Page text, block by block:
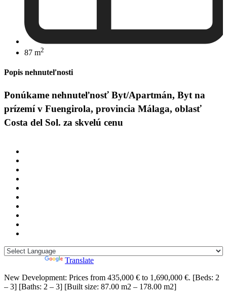
87 m2
Popis nehnuteľnosti
Ponúkame nehnuteľnosť Byt/Apartmán, Byt na
prízemí v Fuengirola, provincia Málaga, oblasť
Costa del Sol. za skvelú cenu
Translate
New Development: Prices from 435,000 € to 1,690,000 €. [Beds: 2
– 3] [Baths: 2 – 3] [Built size: 87.00 m2 – 178.00 m2]